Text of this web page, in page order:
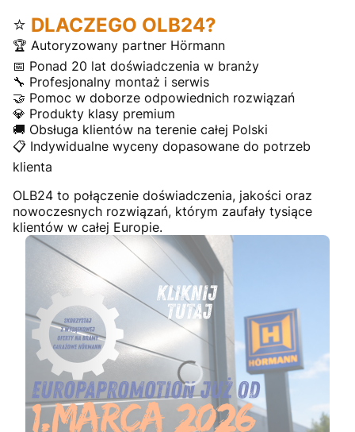
⭐ DLACZEGO OLB24?
🏆 Autoryzowany partner Hörmann
📅 Ponad 20 lat doświadczenia w branży
🔧 Profesjonalny montaż i serwis
🤝 Pomoc w doborze odpowiednich rozwiązań
💎 Produkty klasy premium
🚚 Obsługa klientów na terenie całej Polski
📋 Indywidualne wyceny dopasowane do potrzeb
klienta
OLB24 to połączenie doświadczenia, jakości oraz
nowoczesnych rozwiązań, którym zaufały tysiące
klientów w całej Europie.